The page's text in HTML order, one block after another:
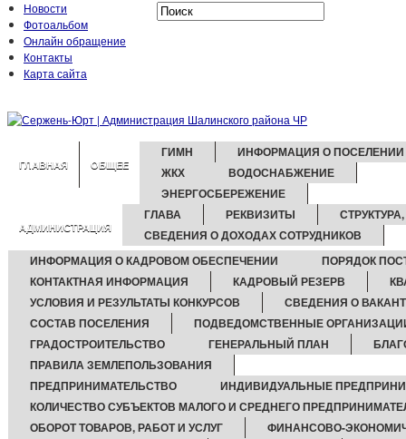
Новости
Фотоальбом
Онлайн обращение
Контакты
Карта сайта
ГЛАВНАЯ ОБЩЕЕ
ГИМН
ИНФОРМАЦИЯ О ПОСЕЛЕНИИ
ЖКХ
ВОДОСНАБЖЕНИЕ
ЭНЕРГОСБЕРЕЖЕНИЕ
АДМИНИСТРАЦИЯ
ГЛАВА РЕКВИЗИТЫ
СВЕДЕНИЯ О ДОХОДАХ СОТРУДНИКОВ
ИНФОРМАЦИЯ О КАДРОВОМ ОБЕСПЕЧЕНИИ
ПОРЯДОК
КОНТАКТНАЯ ИНФОРМАЦИЯ
КАДРОВЫЙ РЕЗЕРВ
УСЛОВИЯ И РЕЗУЛЬТАТЫ КОНКУРСОВ
СВЕДЕНИЯ О
СОСТАВ ПОСЕЛЕНИЯ
ПОДВЕДОМСТВЕННЫЕ
ГРАДОСТРОИТЕЛЬСТВО
ГЕНЕРАЛЬНЫЙ ПЛАН
ПРАВИЛА ЗЕМЛЕПОЛЬЗОВАНИЯ
ПРЕДПРИНИМАТЕЛЬСТВО
ИНДИВИДУАЛЬНЫЕ
КОЛИЧЕСТВО СУБЪЕКТОВ МАЛОГО И СРЕДНЕГО
ОБОРОТ ТОВАРОВ, РАБОТ И УСЛУГ
ФИНАНСОВО-